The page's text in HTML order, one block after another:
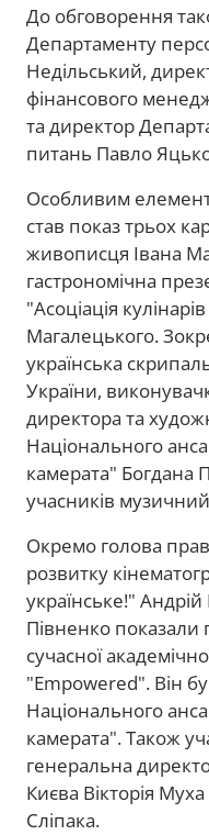
До обговорення
Департаменту
Недільський,
фінансового
та директор
питань Павло
Особливим
став показ трьох
живописця Івана
гастрономічна
"Асоціація
Магалецького.
українська
України,
директора та
Національного
камерата" Богдана
учасників
Окремо голова
розвитку
українське!"
Півненко
сучасної
"Empowered". Він
Національного
камерата". Також
генеральна
Києва Вікторія
Сліпака.